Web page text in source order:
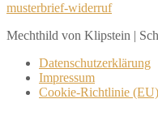
musterbrief-widerruf
Mechthild von Klipstein |
Datenschutzerklärung
Impressum
Cookie-Richtlinie (EU)